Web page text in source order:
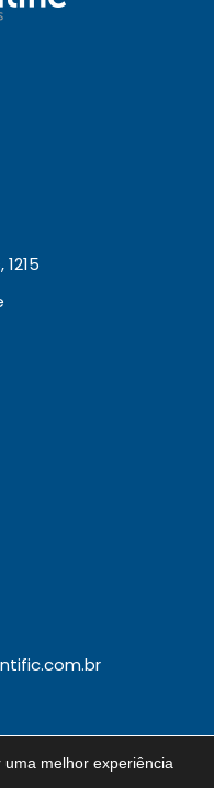
melhor experiência